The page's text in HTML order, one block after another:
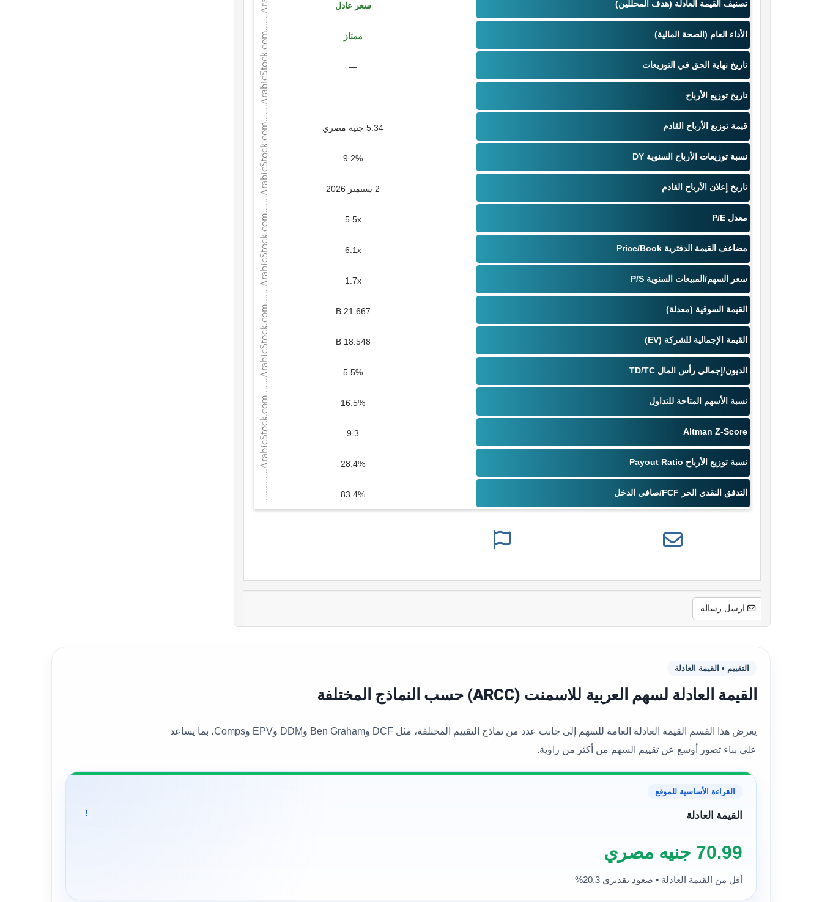
سعر عادل
ممتاز
—
—
5.34 جنيه مصري
9.2%
2 سبتمبر 2026
5.5x
6.1x
1.7x
21.667 B
18.548 B
5.5%
16.5%
9.3
28.4%
83.4%
ارسل رسالة
التقييم • القيمة العادلة
القيمة العادلة لسهم العربية للاسمنت (ARCC) حسب النماذج المختلفة
يعرض هذا القسم القيمة العادلة العامة للسهم إلى جانب عدد من نماذج التقييم المختلفة، مثل DCF وBen Graham وDDM وEPV وComps، بما يساعد
على بناء تصور أوسع عن تقييم السهم من أكثر من زاوية.
القراءة الأساسية للموقع
القيمة العادلة !
70.99 جنيه مصري
أقل من القيمة العادلة • صعود تقديري 20.3%